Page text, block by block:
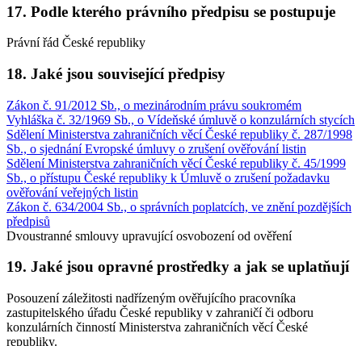
17. Podle kterého právního předpisu se postupuje
Právní řád České republiky
18. Jaké jsou související předpisy
Zákon č. 91/2012 Sb., o mezinárodním právu soukromém
Vyhláška č. 32/1969 Sb., o Vídeňské úmluvě o konzulárních stycích
Sdělení Ministerstva zahraničních věcí České republiky č. 287/1998
Sb., o sjednání Evropské úmluvy o zrušení ověřování listin
Sdělení Ministerstva zahraničních věcí České republiky č. 45/1999
Sb., o přístupu České republiky k Úmluvě o zrušení požadavku
ověřování veřejných listin
Zákon č. 634/2004 Sb., o správních poplatcích, ve znění pozdějších
předpisů
Dvoustranné smlouvy upravující osvobození od ověření
19. Jaké jsou opravné prostředky a jak se uplatňují
Posouzení záležitosti nadřízeným ověřujícího pracovníka
zastupitelského úřadu České republiky v zahraničí či odboru
konzulárních činností Ministerstva zahraničních věcí České
republiky.